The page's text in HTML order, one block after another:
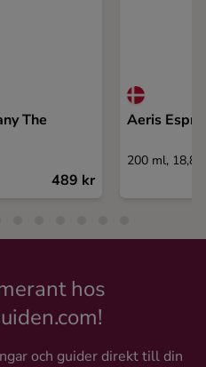
The
489 kr
Aeris
200 ml,
hos
och guider direkt till din